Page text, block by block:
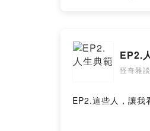
EP2.
怪奇雜談
EP2.這些人，讓